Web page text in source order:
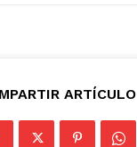
ARTÍCULO